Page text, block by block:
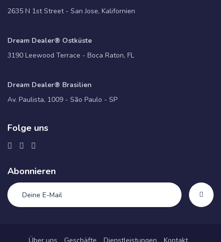
2635 N 1st Street - San Jose, Kalifornien
Dream Dealer® Ostküste
3190 Leewood Terrace - Boca Raton, FL
Dream Dealer® Brasilien
Av. Paulista, 1009 - São Paulo - SP
Folge uns
Abonnieren
Über uns Geschäfte Dienstleistungen Kontakt